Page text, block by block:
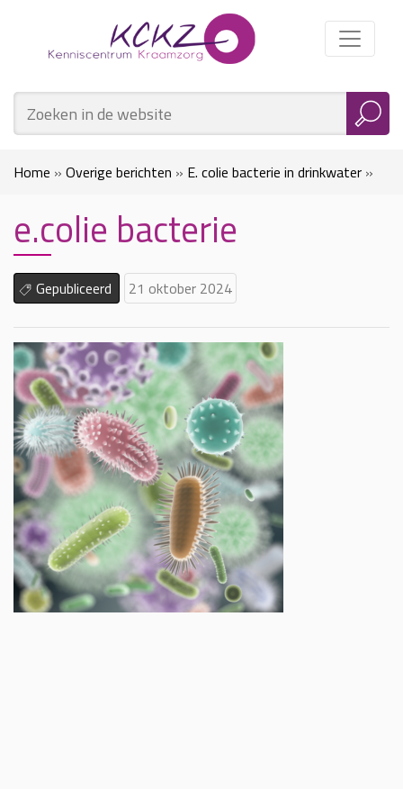
Home » Overige berichten » E. colie bacterie in drinkwater »
e.colie bacterie
e.colie bacterie
Gepubliceerd 21 oktober 2024